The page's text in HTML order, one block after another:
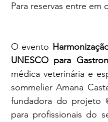
Para reservas entre em
O evento
UNESCO para
médica veterinária e
sommelier Amana
fundadora do projeto
para profissionais do